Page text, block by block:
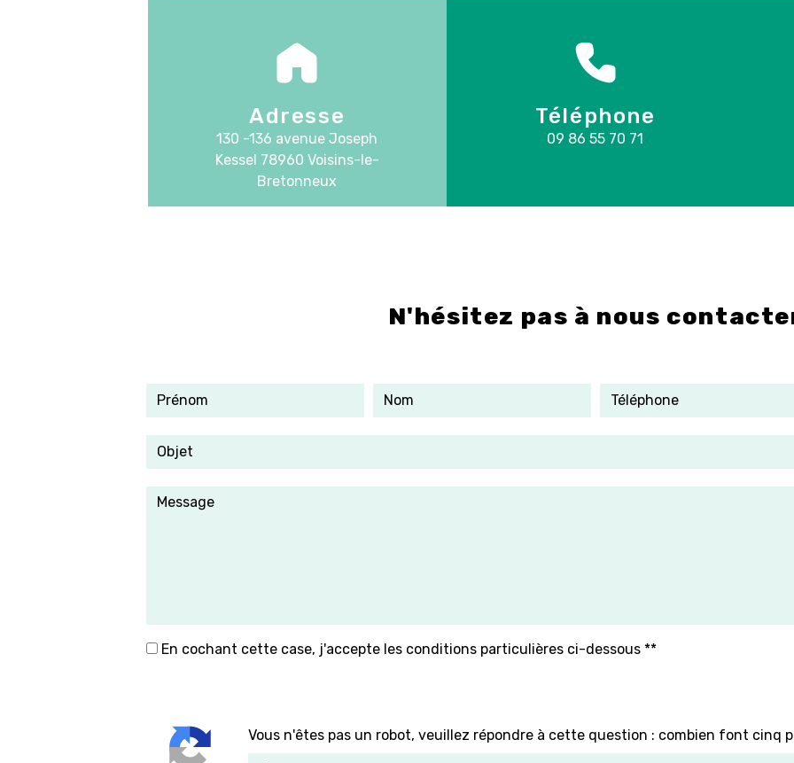
Adresse
130 -136 avenue Joseph
Kessel 78960 Voisins-le-
Bretonneux
Téléphone
09 86 55 70 71
N'hésitez pas à nous
En cochant cette case, j'accepte les conditions particulières ci-dessous **
Vous n'êtes pas un robot, veuillez répondre à cette question : combien font cinq